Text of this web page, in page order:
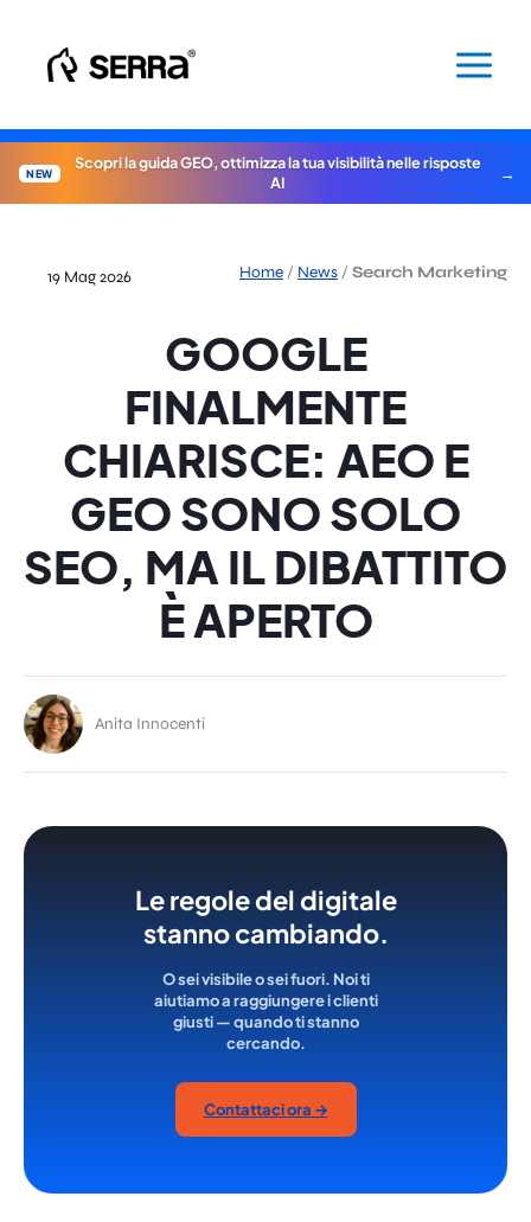
contenuto
NEW
Scopri la guida GEO, ottimizza la tua visibilità nelle risposte
AI
Home / News / Search Marketing
19 Mag 2026
GOOGLE
FINALMENTE
CHIARISCE: AEO E
GEO SONO SOLO
SEO, MA IL DIBATTITO
È APERTO
Anita Innocenti
Le regole del digitale
stanno cambiando.
O sei visibile o sei fuori. Noi ti
aiutiamo a raggiungere i clienti
giusti — quando ti stanno
cercando.
Contattaci ora →